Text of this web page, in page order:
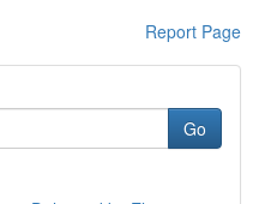
Report Page
Go